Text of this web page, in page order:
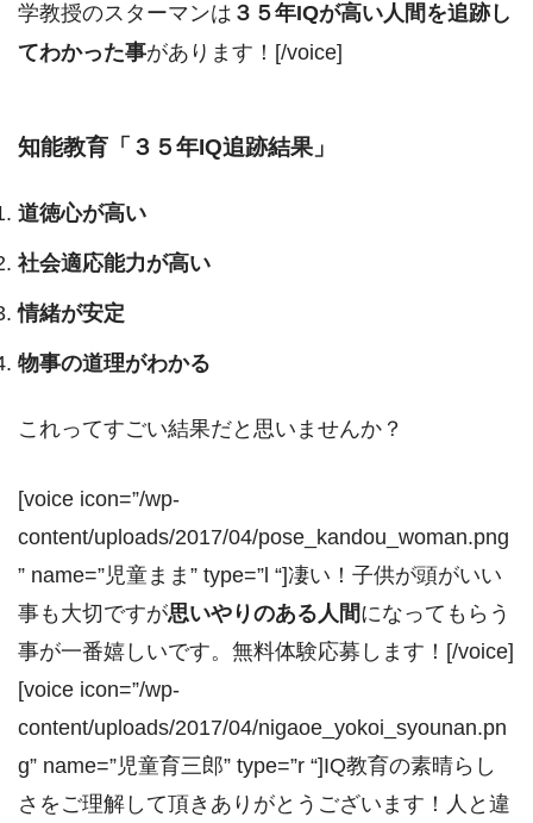
学教授のスターマンは ３５年IQが高い人間を追跡し
てわかった事があります！[/voice]
知能教育「３５年IQ追跡結果」
道徳心が高い
社会適応能力が高い
情緒が安定
物事の道理がわかる
これってすごい結果だと思いませんか？
[voice icon=”/wp-
content/uploads/2017/04/pose_kandou_woman.png
” name=”児童まま” type=”l “]凄い！子供が頭がいい
事も大切ですが思いやりのある人間になってもらう
事が一番嬉しいです。無料体験応募します！[/voice]
[voice icon=”/wp-
content/uploads/2017/04/nigaoe_yokoi_syounan.pn
g” name=”児童育三郎” type=”r “]IQ教育の素晴らし
さをご理解して頂きありがとうございます！人と違